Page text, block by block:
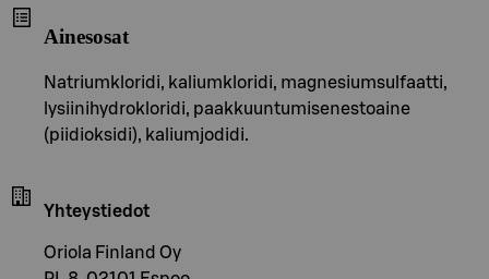
Ainesosat
Natriumkloridi, kaliumkloridi, magnesiumsulfaatti,
lysiinihydrokloridi, paakkuuntumisenestoaine
(piidioksidi), kaliumjodidi.
Yhteystiedot
Oriola Finland Oy